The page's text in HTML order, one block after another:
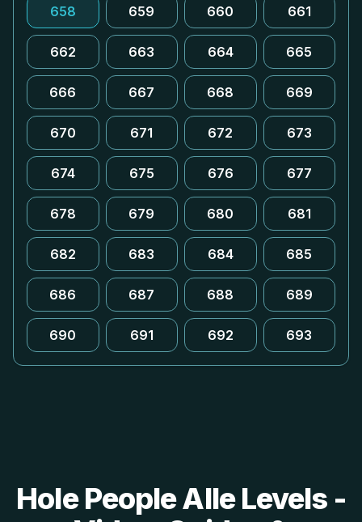
658 659 660 661
662 663 664 665
666 667 668 669
670 671 672 673
674 675 676 677
678 679 680 681
682 683 684 685
686 687 688 689
690 691 692 693
Hole People Alle Levels -